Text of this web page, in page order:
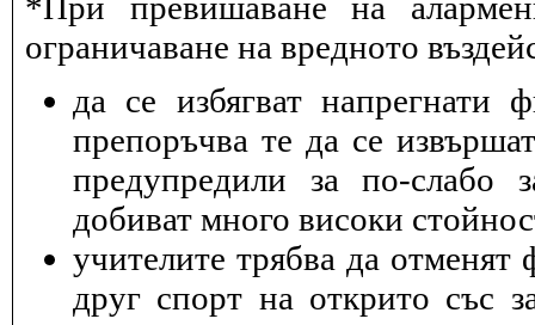
ограничаване на вредното
да се избягват напрегнати
препоръчва те да се
предупредили за по-слабо
добиват много високи
учителите трябва да отменят
друг спорт на открито със